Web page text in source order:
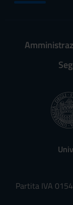
Partita IVA